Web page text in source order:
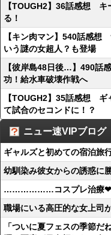
【TOUGH2】36話感想 キ
る！
【キン肉マン】540話感想
いう謎の女超人？も登場
【彼岸島48日後…】490話
功！給水車破壊作戦へ
【TOUGH2】35話感想 ギ
て試合のセコンドに！？
ニュー速VIPブログ
ギャルズと初めての宿泊旅
幼馴染み彼女からの誘惑に
………………コスプレ治療❤
職場にいる高圧的な女上
「ついに夏フェスの季節